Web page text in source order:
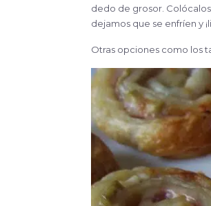
dedo de grosor.
dejamos que se enfríen y
Otras opciones como los